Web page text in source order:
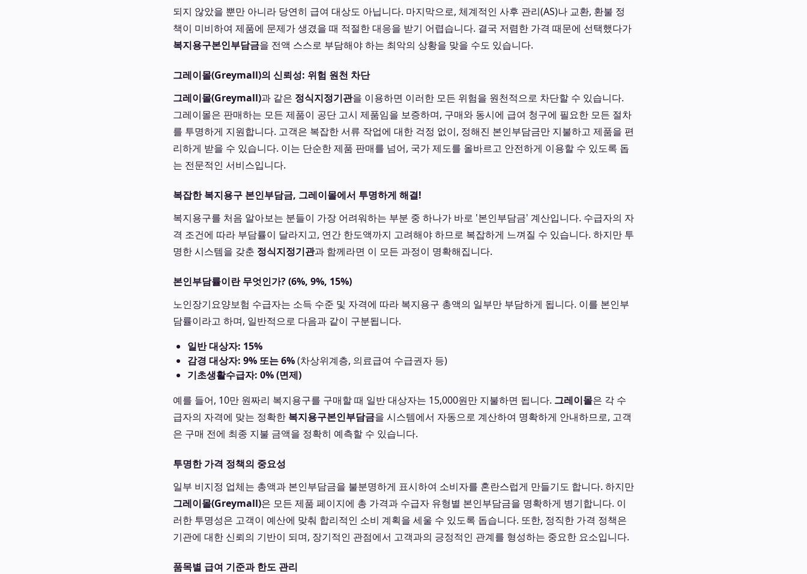
되지 않았을 뿐만 아니라 당연히 급여 대상도 아닙니다. 마지막으로, 체계적인 사후 관리(AS)나 교환, 환불 정
책이 미비하여 제품에 문제가 생겼을 때 적절한 대응을 받기 어렵습니다. 결국 저렴한 가격 때문에 선택했다가
복지용구본인부담금을 전액 스스로 부담해야 하는 최악의 상황을 맞을 수도 있습니다.
그레이몰(Greymall)의 신뢰성: 위험 원천 차단
그레이몰(Greymall)과 같은 정식지정기관을 이용하면 이러한 모든 위험을 원천적으로 차단할 수 있습니다.
그레이몰은 판매하는 모든 제품이 공단 고시 제품임을 보증하며, 구매와 동시에 급여 청구에 필요한 모든 절차
를 투명하게 지원합니다. 고객은 복잡한 서류 작업에 대한 걱정 없이, 정해진 본인부담금만 지불하고 제품을 편
리하게 받을 수 있습니다. 이는 단순한 제품 판매를 넘어, 국가 제도를 올바르고 안전하게 이용할 수 있도록 돕
는 전문적인 서비스입니다.
복잡한 복지용구 본인부담금, 그레이몰에서 투명하게 해결!
복지용구를 처음 알아보는 분들이 가장 어려워하는 부분 중 하나가 바로 '본인부담금' 계산입니다. 수급자의 자
격 조건에 따라 부담률이 달라지고, 연간 한도액까지 고려해야 하므로 복잡하게 느껴질 수 있습니다. 하지만 투
명한 시스템을 갖춘 정식지정기관과 함께라면 이 모든 과정이 명확해집니다.
본인부담률이란 무엇인가? (6%, 9%, 15%)
노인장기요양보험 수급자는 소득 수준 및 자격에 따라 복지용구 총액의 일부만 부담하게 됩니다. 이를 본인부
담률이라고 하며, 일반적으로 다음과 같이 구분됩니다.
일반 대상자: 15%
감경 대상자: 9% 또는 6%(차상위계층, 의료급여 수급권자 등)
기초생활수급자: 0% (면제)
예를 들어, 10만 원짜리 복지용구를 구매할 때 일반 대상자는 15,000원만 지불하면 됩니다. 그레이몰은 각 수
급자의 자격에 맞는 정확한 복지용구본인부담금을 시스템에서 자동으로 계산하여 명확하게 안내하므로, 고객
은 구매 전에 최종 지불 금액을 정확히 예측할 수 있습니다.
투명한 가격 정책의 중요성
일부 비지정 업체는 총액과 본인부담금을 불분명하게 표시하여 소비자를 혼란스럽게 만들기도 합니다. 하지만
그레이몰(Greymall)은 모든 제품 페이지에 총 가격과 수급자 유형별 본인부담금을 명확하게 병기합니다. 이
러한 투명성은 고객이 예산에 맞춰 합리적인 소비 계획을 세울 수 있도록 돕습니다. 또한, 정직한 가격 정책은
기관에 대한 신뢰의 기반이 되며, 장기적인 관점에서 고객과의 긍정적인 관계를 형성하는 중요한 요소입니다.
품목별 급여 기준과 한도 관리